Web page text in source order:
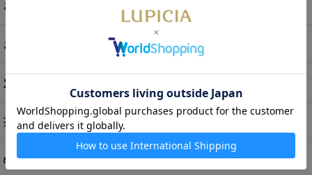
お菓子・食品・飲料
お買い得商品
定期便
茶器・オリジナルグッズ
特別商品・お取り寄せ